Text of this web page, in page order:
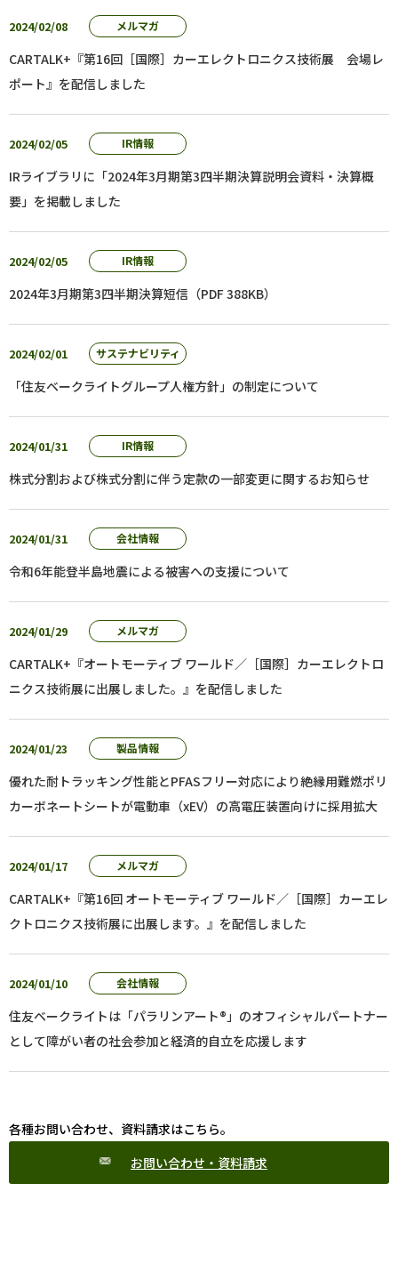
2024/02/08 メルマガ
CARTALK+『第16回［国際］カーエレクトロニクス技術展 会場レ
ポート』を配信しました
2024/02/05 IR情報
IRライブラリに「2024年3月期第3四半期決算説明会資料・決算概
要」を掲載しました
2024/02/05 IR情報
2024年3月期第3四半期決算短信（PDF 388KB）
2024/02/01 サステナビリティ
「住友ベークライトグループ人権方針」の制定について
2024/01/31 IR情報
株式分割および株式分割に伴う定款の一部変更に関するお知らせ
2024/01/31 会社情報
令和6年能登半島地震による被害への支援について
2024/01/29 メルマガ
CARTALK+『オートモーティブ ワールド／［国際］カーエレクトロ
ニクス技術展に出展しました。』を配信しました
2024/01/23 製品情報
優れた耐トラッキング性能とPFASフリー対応により絶縁用難燃ポリ
カーボネートシートが電動車（xEV）の高電圧装置向けに採用拡大
2024/01/17 メルマガ
CARTALK+『第16回 オートモーティブ ワールド／［国際］カーエレ
クトロニクス技術展に出展します。』を配信しました
2024/01/10 会社情報
住友ベークライトは「パラリンアート®」のオフィシャルパートナー
として障がい者の社会参加と経済的自立を応援します
各種お問い合わせ、資料請求はこちら。
お問い合わせ・資料請求